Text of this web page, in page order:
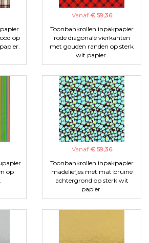
op
Vanaf € 59,36
Toonbankrollen inpakpapier
rode diagonale vierkanten
met gouden randen op sterk
wit papier.
op
Vanaf € 59,36
Toonbankrollen inpakpapier
madeliefjes met mat bruine
achtergrond op sterk wit
papier.